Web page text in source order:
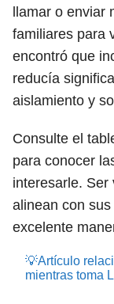
llamar o
familiares para
encontró que
reducía
aislamiento y
Consulte el
para conocer
interesarle. Ser
alinean con
excelente
💡Artículo
mientras toma